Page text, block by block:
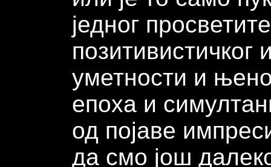
једног
уметности и
епоха и
од појаве
да смо још